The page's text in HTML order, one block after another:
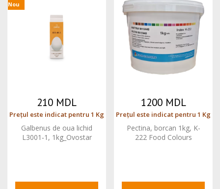
Nou
210 MDL
Prețul este indicat pentru 1 Kg
Galbenus de oua lichid
L3001‐1, 1kg_Ovostar
1200 MDL
Prețul este indicat pentru 1 Kg
Pectina, borcan 1kg, K-
222 Food Colours